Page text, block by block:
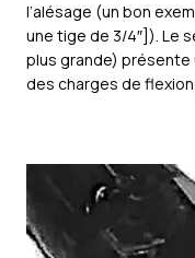
l’alésage (un bon
une tige de 3/4″]). Le
plus grande) présente
des charges de